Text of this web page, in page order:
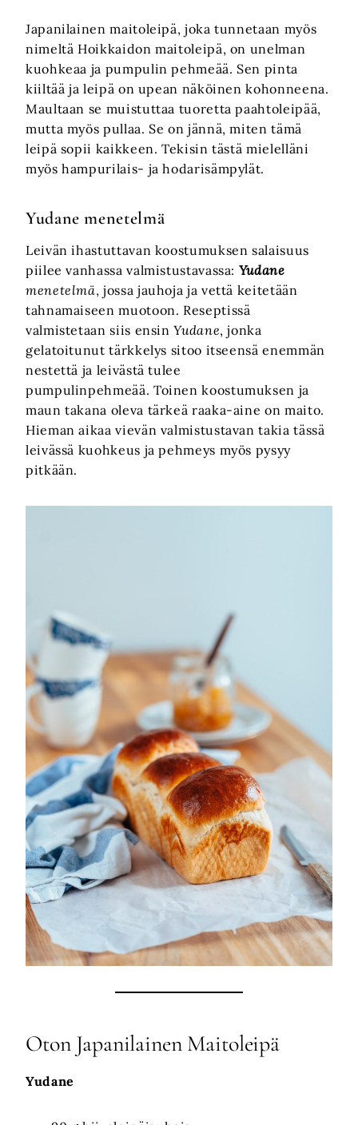
Japanilainen maitoleipä, joka tunnetaan myös
nimeltä Hoikkaidon maitoleipä, on unelman
kuohkeaa ja pumpulin pehmeää. Sen pinta
kiiltää ja leipä on upean näköinen kohonneena.
Maultaan se muistuttaa tuoretta paahtoleipää,
mutta myös pullaa. Se on jännä, miten tämä
leipä sopii kaikkeen. Tekisin tästä mielelläni
myös hampurilais- ja hodarisämpylät.
Yudane menetelmä
Leivän ihastuttavan koostumuksen salaisuus
piilee vanhassa valmistustavassa: Yudane
menetelmä, jossa jauhoja ja vettä keitetään
tahnamaiseen muotoon. Reseptissä
valmistetaan siis ensinYudane, jonka
gelatoitunut tärkkelys sitoo itseensä enemmän
nestettä ja leivästä tulee
pumpulinpehmeää. Toinen koostumuksen ja
maun takana oleva tärkeä raaka-aine on maito.
Hieman aikaa vievän valmistustavan takia tässä
leivässä kuohkeus ja pehmeys myös pysyy
pitkään.
Oton Japanilainen Maitoleipä
Yudane